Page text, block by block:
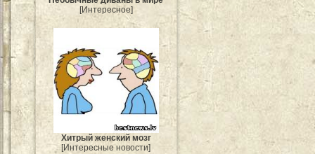
[Интересное]
Хитрый женский мозг
[Интересные новости]